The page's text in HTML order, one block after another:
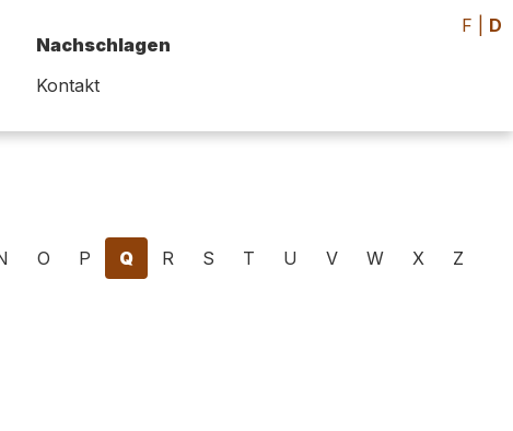
Nachschlagen
Kontakt
F D
O P Q R S T U V W X Z